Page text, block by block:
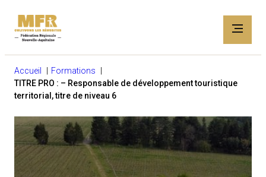
Accueil
Formations
TITRE PRO : – Responsable de développement touristique
territorial, titre de niveau 6